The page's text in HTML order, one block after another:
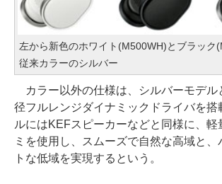
左から新色のホワイト(M500WH)とブラック
従来カラーのシルバー
カラー以外の仕様は、シルバーモデル
径フルレンジダイナミックドライバを搭
ルにはKEFスピーカーなどと同様に、軽
ミを使用し、スムーズで自然な高域と、
トな低域を実現するという。